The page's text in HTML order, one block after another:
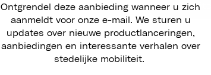
Ontgrendel deze aanbieding wanneer u zich
aanmeldt voor onze e-mail. We sturen u
updates over nieuwe productlanceringen,
aanbiedingen en interessante verhalen over
stedelijke mobiliteit.